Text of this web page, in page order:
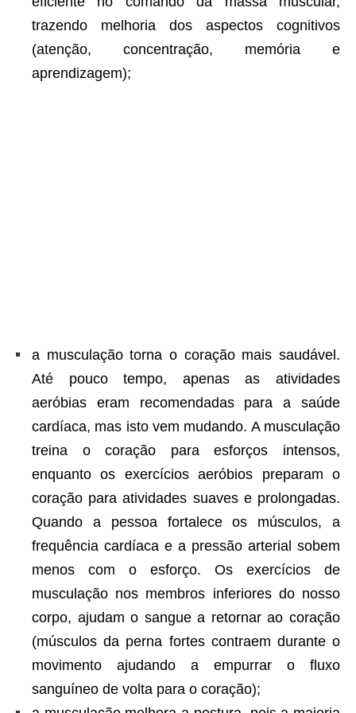
trazendo melhoria dos aspectos cognitivos
(atenção, concentração, memória e
aprendizagem);
a musculação torna o coração mais saudável.
Até pouco tempo, apenas as atividades
aeróbias eram recomendadas para a saúde
cardíaca, mas isto vem mudando. A musculação
treina o coração para esforços intensos,
enquanto os exercícios aeróbios preparam o
coração para atividades suaves e prolongadas.
Quando a pessoa fortalece os músculos, a
frequência cardíaca e a pressão arterial sobem
menos com o esforço. Os exercícios de
musculação nos membros inferiores do nosso
corpo, ajudam o sangue a retornar ao coração
(músculos da perna fortes contraem durante o
movimento ajudando a empurrar o fluxo
sanguíneo de volta para o coração);